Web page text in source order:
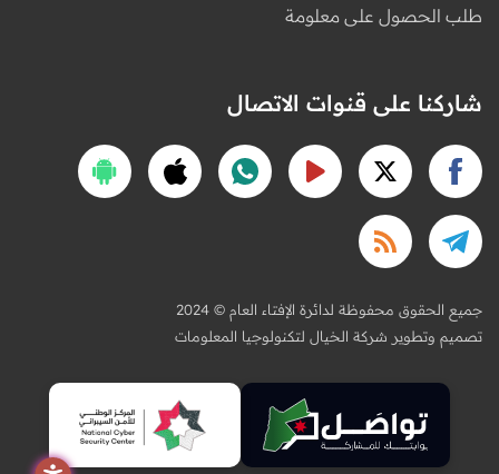
طلب الحصول على معلومة
شاركنا على قنوات الاتصال
2024 © جميع الحقوق محفوظة لدائرة الإفتاء العام
تصميم وتطوير شركة الخيال لتكنولوجيا المعلومات